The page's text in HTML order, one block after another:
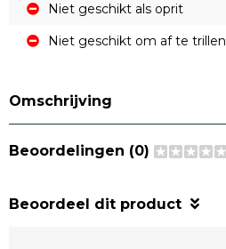
Niet geschikt als oprit
Niet geschikt om af te trillen
Omschrijving
Beoordelingen (0)
Beoordeel dit product